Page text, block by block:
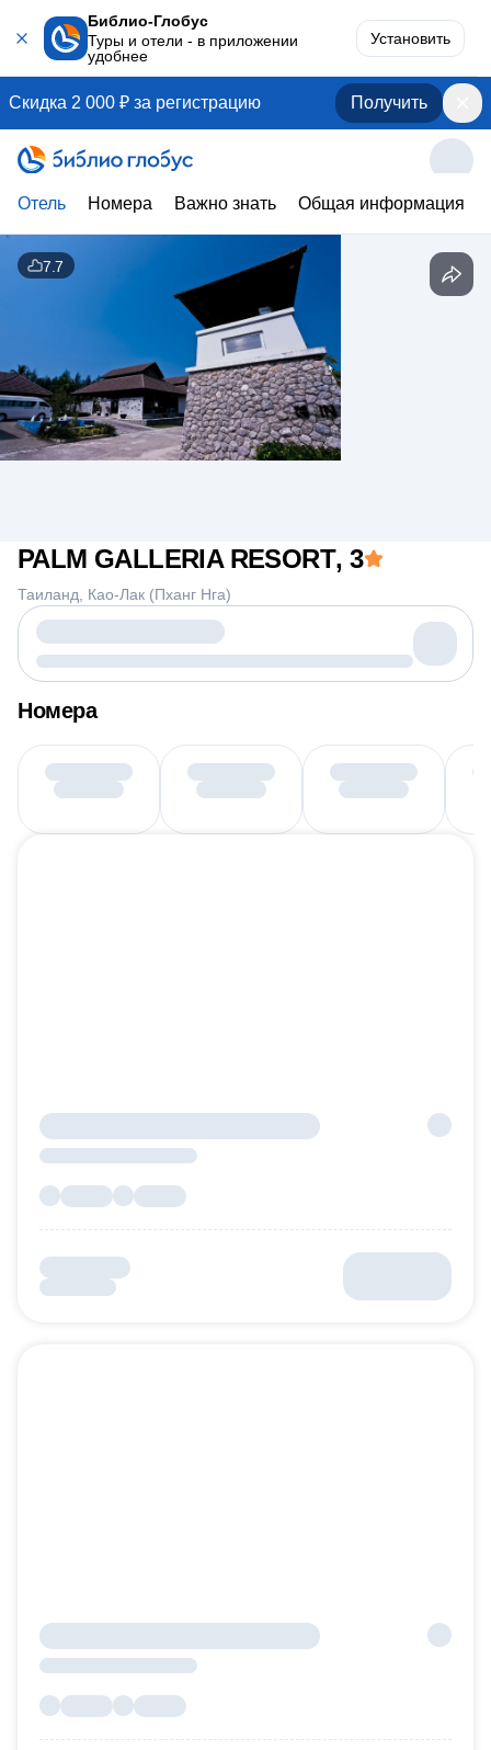
Библио-Глобус
Туры и отели - в приложении
удобнее
Установить
Скидка 2 000 ₽ за регистрацию Получить
Отель Номера Важно знать Общая информация
PALM GALLERIA RESORT, 3
Таиланд Као-Лак (Пханг Нга)
7.7
Номера